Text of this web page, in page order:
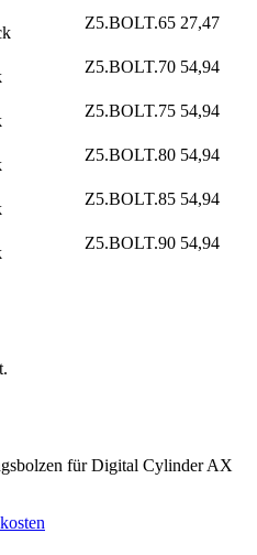
Z5.BOLT.65 27,47
Z5.BOLT.70 54,94
Z5.BOLT.75 54,94
Z5.BOLT.80 54,94
Z5.BOLT.85 54,94
Z5.BOLT.90 54,94
für Digital Cylinder AX